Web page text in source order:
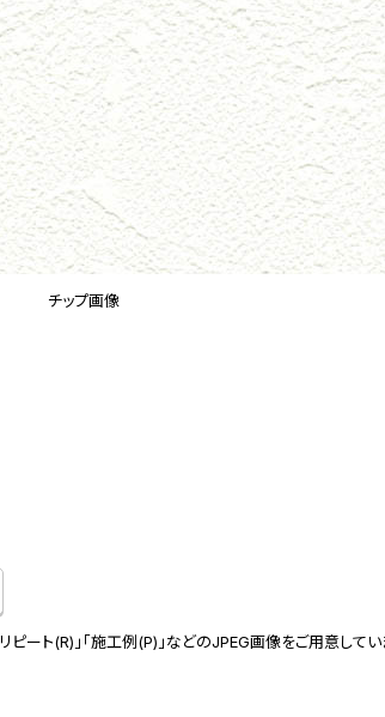
チップ画像
ート(R)」「施工例(P)」などのJPEG画像をご用意してい